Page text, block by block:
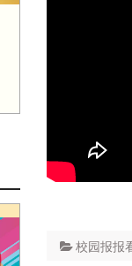
校园报报